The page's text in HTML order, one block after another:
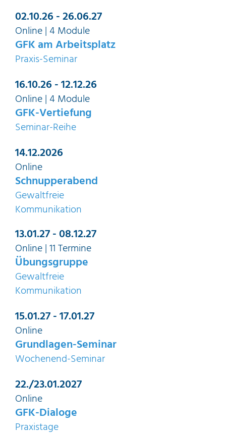
02.10.26 - 26.06.27
Online | 4 Module
GFK am Arbeitsplatz
Praxis-Seminar
16.10.26 - 12.12.26
Online | 4 Module
GFK-Vertiefung
Seminar-Reihe
14.12.2026
Online
Schnupperabend
Gewaltfreie
Kommunikation
13.01.27 - 08.12.27
Online | 11 Termine
Übungsgruppe
Gewaltfreie
Kommunikation
15.01.27 - 17.01.27
Online
Grundlagen-Seminar
Wochenend-Seminar
22./23.01.2027
Online
GFK-Dialoge
Praxistage